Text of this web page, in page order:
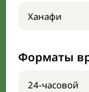
Форматы